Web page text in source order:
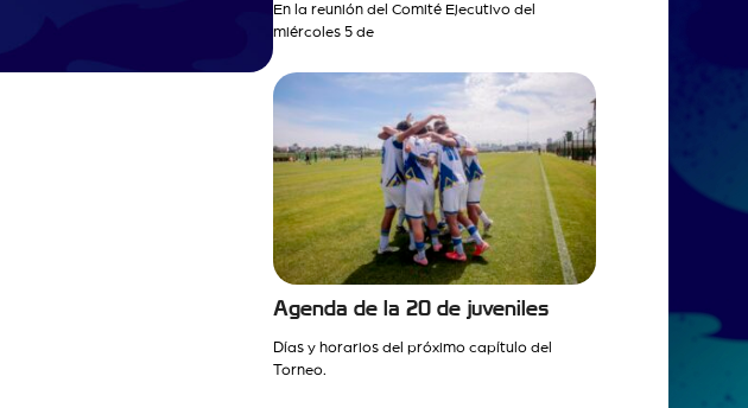
En la reunión del Comité Ejecutivo del
miércoles 5 de
Agenda de la 20 de juveniles
Días y horarios del próximo capítulo del
Torneo.